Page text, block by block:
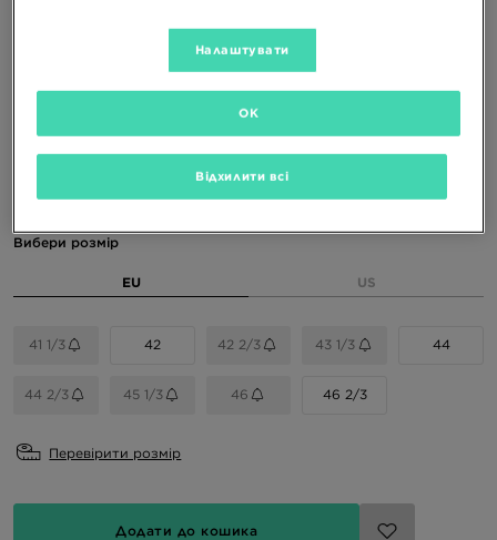
Доступні Кольори
Вибери розмір
EU US
41 1/3 42 42 2/3 43 1/3 44
44 2/3 45 1/3 46 46 2/3
Перевірити розмір
Додати до кошика
Налаштувати
Відхилити всі
OK